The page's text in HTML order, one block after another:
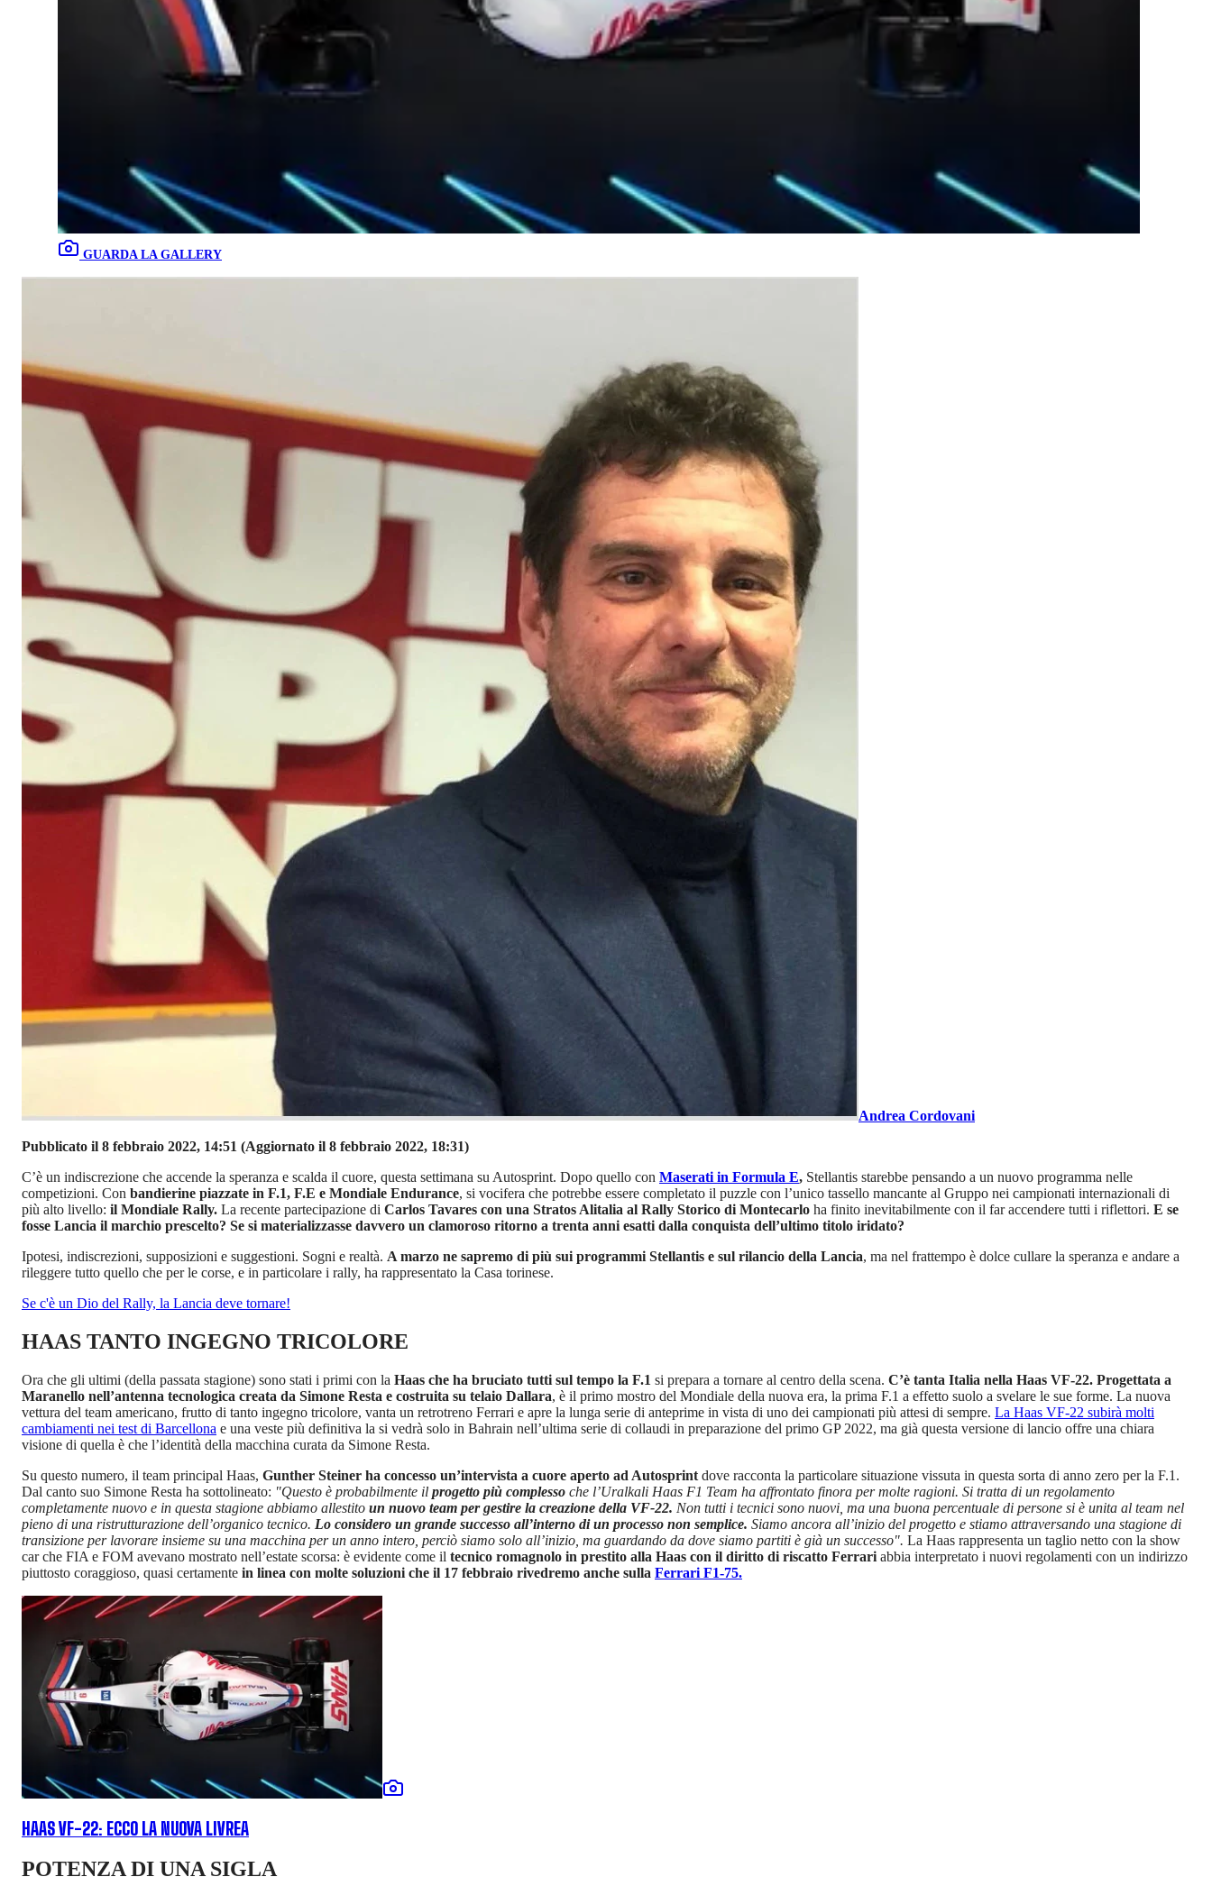
GUARDA LA GALLERY
Andrea Cordovani
Pubblicato il 8 febbraio 2022, 14:51 (Aggiornato il 8 febbraio 2022, 18:31)
C’è un indiscrezione che accende la speranza e scalda il cuore, questa settimana su Autosprint. Dopo quello con Maserati in Formula E, Stellantis starebbe pensando a un nuovo programma nelle
competizioni. Con bandierine piazzate in F.1, F.E e Mondiale Endurance, si vocifera che potrebbe essere completato il puzzle con l’unico tassello mancante al Gruppo nei campionati internazionali di
più alto livello: il Mondiale Rally. La recente partecipazione di Carlos Tavares con una Stratos Alitalia al Rally Storico di Montecarlo ha finito inevitabilmente con il far accendere tutti i riflettori. E se
fosse Lancia il marchio prescelto? Se si materializzasse davvero un clamoroso ritorno a trenta anni esatti dalla conquista dell’ultimo titolo iridato?
Ipotesi, indiscrezioni, supposizioni e suggestioni. Sogni e realtà. A marzo ne sapremo di più sui programmi Stellantis e sul rilancio della Lancia, ma nel frattempo è dolce cullare la speranza e andare a
rileggere tutto quello che per le corse, e in particolare i rally, ha rappresentato la Casa torinese.
Se c'è un Dio del Rally, la Lancia deve tornare!
HAAS TANTO INGEGNO TRICOLORE
Ora che gli ultimi (della passata stagione) sono stati i primi con la Haas che ha bruciato tutti sul tempo la F.1 si prepara a tornare al centro della scena. C’è tanta Italia nella Haas VF-22. Progettata a
Maranello nell’antenna tecnologica creata da Simone Resta e costruita su telaio Dallara, è il primo mostro del Mondiale della nuova era, la prima F.1 a effetto suolo a svelare le sue forme. La nuova
vettura del team americano, frutto di tanto ingegno tricolore, vanta un retrotreno Ferrari e apre la lunga serie di anteprime in vista di uno dei campionati più attesi di sempre. La Haas VF-22 subirà molti
cambiamenti nei test di Barcellona e una veste più definitiva la si vedrà solo in Bahrain nell’ultima serie di collaudi in preparazione del primo GP 2022, ma già questa versione di lancio offre una chiara
visione di quella è che l’identità della macchina curata da Simone Resta.
Su questo numero, il team principal Haas, Gunther Steiner ha concesso un’intervista a cuore aperto ad Autosprint dove racconta la particolare situazione vissuta in questa sorta di anno zero per la F.1.
Dal canto suo Simone Resta ha sottolineato: "Questo è probabilmente il progetto più complesso che l’Uralkali Haas F1 Team ha affrontato finora per molte ragioni. Si tratta di un regolamento
completamente nuovo e in questa stagione abbiamo allestito un nuovo team per gestire la creazione della VF-22. Non tutti i tecnici sono nuovi, ma una buona percentuale di persone si è unita al team nel
pieno di una ristrutturazione dell’organico tecnico. Lo considero un grande successo all’interno di un processo non semplice. Siamo ancora all’inizio del progetto e stiamo attraversando una stagione di
transizione per lavorare insieme su una macchina per un anno intero, perciò siamo solo all’inizio, ma guardando da dove siamo partiti è già un successo". La Haas rappresenta un taglio netto con la show
car che FIA e FOM avevano mostrato nell’estate scorsa: è evidente come il tecnico romagnolo in prestito alla Haas con il diritto di riscatto Ferrari abbia interpretato i nuovi regolamenti con un indirizzo
piuttosto coraggioso, quasi certamente in linea con molte soluzioni che il 17 febbraio rivedremo anche sulla Ferrari F1-75.
HAAS VF-22: ECCO LA NUOVA LIVREA
POTENZA DI UNA SIGLA